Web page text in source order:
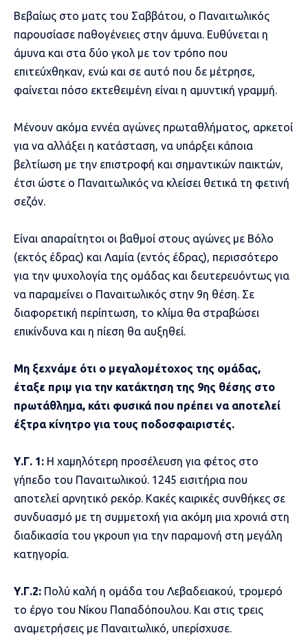
Βεβαίως στο ματς του Σαββάτου, ο Παναιτωλικός
παρουσίασε παθογένειες στην άμυνα. Ευθύνεται η
άμυνα και στα δύο γκολ με τον τρόπο που
επιτεύχθηκαν, ενώ και σε αυτό που δε μέτρησε,
φαίνεται πόσο εκτεθειμένη είναι η αμυντική γραμμή.
Μένουν ακόμα εννέα αγώνες πρωταθλήματος, αρκετοί
για να αλλάξει η κατάσταση, να υπάρξει κάποια
βελτίωση με την επιστροφή και σημαντικών παικτών,
έτσι ώστε ο Παναιτωλικός να κλείσει θετικά τη φετινή
σεζόν.
Είναι απαραίτητοι οι βαθμοί στους αγώνες με Βόλο
(εκτός έδρας) και Λαμία (εντός έδρας), περισσότερο
για την ψυχολογία της ομάδας και δευτερευόντως για
να παραμείνει ο Παναιτωλικός στην 9η θέση. Σε
διαφορετική περίπτωση, το κλίμα θα στραβώσει
επικίνδυνα και η πίεση θα αυξηθεί.
Μη ξεχνάμε ότι ο μεγαλομέτοχος της ομάδας,
έταξε πριμ για την κατάκτηση της 9ης θέσης στο
πρωτάθλημα, κάτι φυσικά που πρέπει να αποτελεί
έξτρα κίνητρο για τους ποδοσφαιριστές.
Υ.Γ. 1: Η χαμηλότερη προσέλευση για φέτος στο
γήπεδο του Παναιτωλικού. 1245 εισιτήρια που
αποτελεί αρνητικό ρεκόρ. Κακές καιρικές συνθήκες σε
συνδυασμό με τη συμμετοχή για ακόμη μια χρονιά στη
διαδικασία του γκρουπ για την παραμονή στη μεγάλη
κατηγορία.
Υ.Γ.2: Πολύ καλή η ομάδα του Λεβαδειακού, τρομερό
το έργο του Νίκου Παπαδόπουλου. Και στις τρεις
αναμετρήσεις με Παναιτωλικό, υπερίσχυσε.